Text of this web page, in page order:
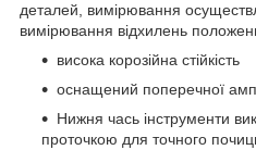
деталей, вимірювання
вимірювання відхилень
висока корозійна стійкість
оснащений поперечної
Нижня чась інструменти
проточкою для точного